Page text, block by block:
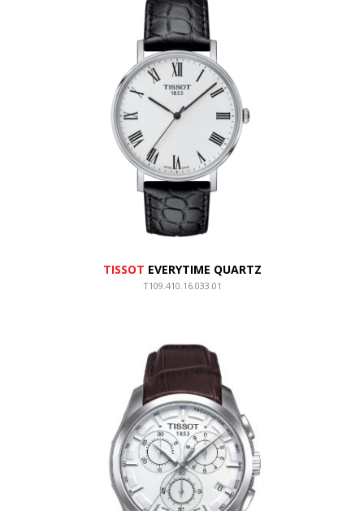
TISSOT EVERYTIME QUARTZ
T109.410.16.033.01